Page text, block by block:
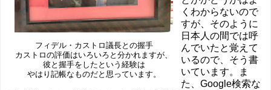
フィデル・カストロ議長との握手
カストロの評価はいろいろと分かれますが、
彼と握手をしたという経験は
やはり記帳なものだと思っています。
くわからないので
すが、そのように
日本人の間では呼
んでいたと覚えて
いるので、そう書
いています。ま
た、Google検索な